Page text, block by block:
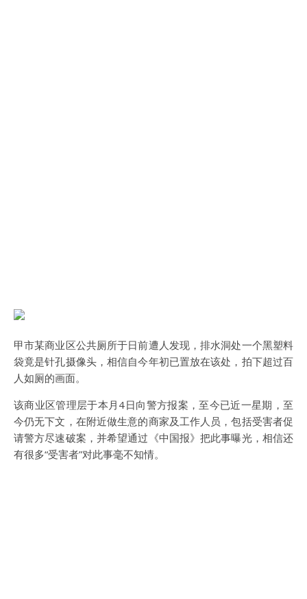
甲市某商业区公共厕所于日前遭人发现，排水洞处一个黑塑料
袋竟是针孔摄像头，相信自今年初已置放在该处，拍下超过百
人如厕的画面。
该商业区管理层于本月4日向警方报案，至今已近一星期，至
今仍无下文，在附近做生意的商家及工作人员，包括受害者促
请警方尽速破案，并希望通过《中国报》把此事曝光，相信还
有很多“受害者”对此事毫不知情。